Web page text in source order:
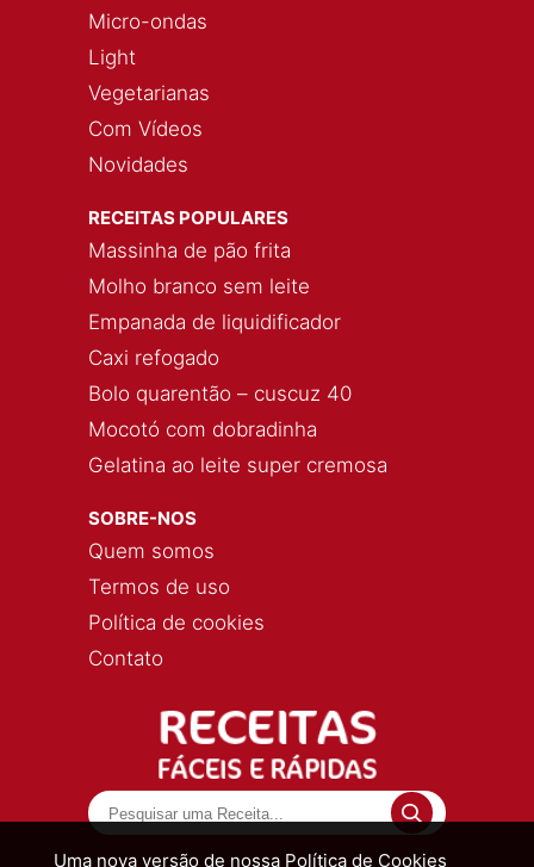
Uma nova versão de nossa Política de Cookies
Micro-ondas
Light
Vegetarianas
Com Vídeos
Novidades
RECEITAS POPULARES
Massinha de pão frita
Molho branco sem leite
Empanada de liquidificador
Caxi refogado
Bolo quarentão – cuscuz 40
Mocotó com dobradinha
Gelatina ao leite super cremosa
SOBRE-NOS
Quem somos
Termos de uso
Política de cookies
Contato